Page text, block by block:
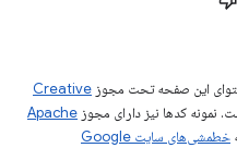
این صفحه تحت مجوز Creative
نمونه کدها نیز دارای مجوز Apache
خطمشی‌های سایت Google